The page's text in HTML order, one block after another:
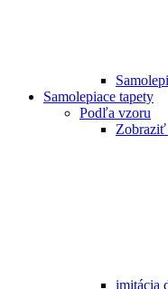
Samolepiace tapety
Podľa vzoru
Zobraziť
imitácia